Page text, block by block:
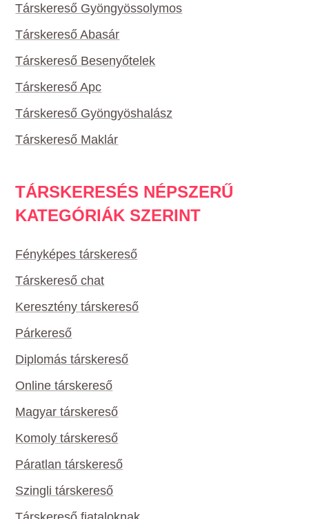
Társkereső Gyöngyössolymos
Társkereső Abasár
Társkereső Besenyőtelek
Társkereső Apc
Társkereső Gyöngyöshalász
Társkereső Maklár
TÁRSKERESÉS NÉPSZERŰ
KATEGÓRIÁK SZERINT
Fényképes társkereső
Társkereső chat
Keresztény társkereső
Párkereső
Diplomás társkereső
Online társkereső
Magyar társkereső
Komoly társkereső
Páratlan társkereső
Szingli társkereső